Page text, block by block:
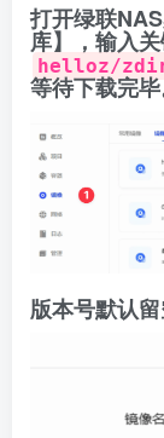
打开绿联
库】，输入
helloz/
等待下载完毕
版本号默认留